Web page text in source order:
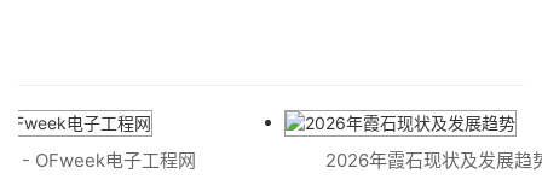
OFweek电子工程网 2026年霞石现状及发展趋势